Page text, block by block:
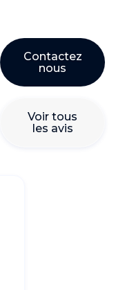
Contactez
nous
Voir tous
les avis